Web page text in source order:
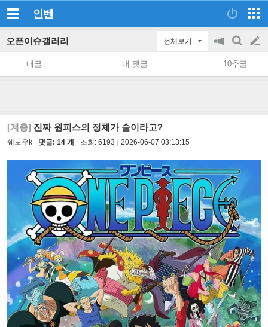
인벤
오픈이슈갤러리 전체보기
공
지
on/off
검
색
글
쓰
내글 내 댓글 10추글
[계층] 진짜 원피스의 정체가 술이라고?
쉐도우k 댓글: 14 개 조회: 6193 2026-06-07 03:13:15